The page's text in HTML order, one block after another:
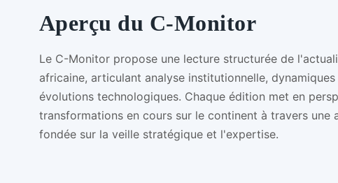
Aperçu du C-Monitor
Le C-Monitor propose une lecture structurée de
africaine, articulant analyse institutionnelle,
évolutions technologiques. Chaque édition met en
transformations en cours sur le continent à travers une
fondée sur la veille stratégique et l'expertise.